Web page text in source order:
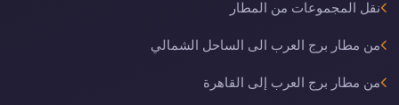
نقل المجموعات من المطار
من مطار برج العرب الى الساحل الشمالي
من مطار برج العرب إلى القاهرة